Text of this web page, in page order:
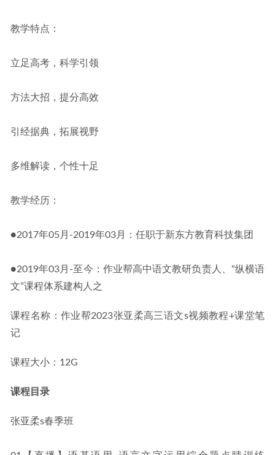
教学特点：
立足高考，科学引领
方法大招，提分高效
引经据典，拓展视野
多维解读，个性十足
教学经历：
●2017年05月-2019年03月：任职于新东方教育科技集团
●2019年03月-至今：作业帮高中语文教研负责人、“纵横语
文”课程体系建构人之
课程名称：作业帮2023张亚柔高三语文s视频教程+课堂笔
记
课程大小：12G
课程目录
张亚柔s春季班